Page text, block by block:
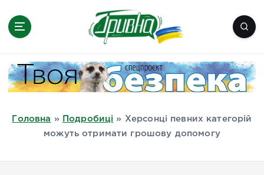
Миколаїв, Одеса, Мелітополь
Головна » Подробиці » Херсонці певних категорій
можуть отримати грошову допомогу